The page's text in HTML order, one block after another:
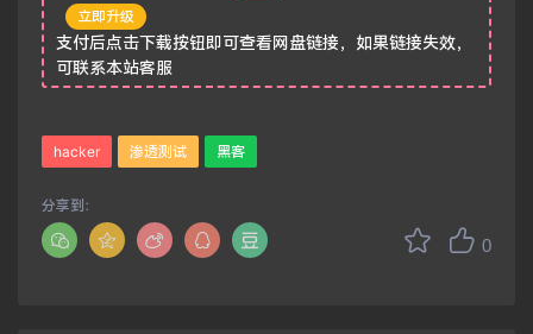
立即升级
支付后点击下载按钮即可查看网盘链接，如果链接失效，
可联系本站客服
hacker 渗透测试 黑客
0
分享到：